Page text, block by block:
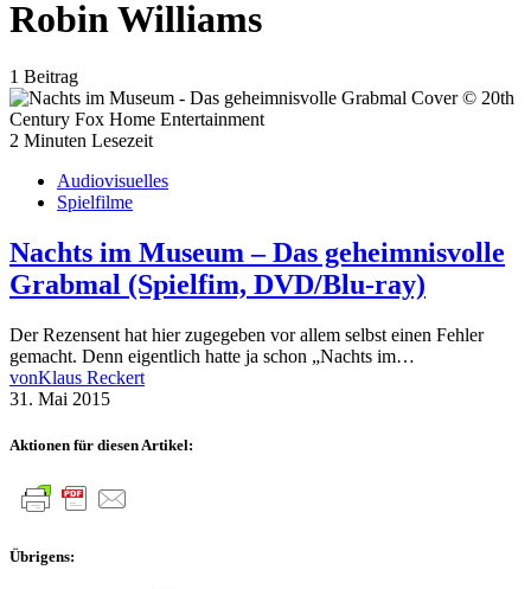
Robin Williams
1 Beitrag
2 Minuten Lesezeit
Audiovisuelles
Spielfilme
Nachts im Museum – Das geheimnisvolle
Grabmal (Spielfim, DVD/Blu-ray)
Der Rezensent hat hier zugegeben vor allem selbst einen Fehler
gemacht. Denn eigentlich hatte ja schon „Nachts im…
vonKlaus Reckert
31. Mai 2015
Aktionen für diesen Artikel:
Übrigens: